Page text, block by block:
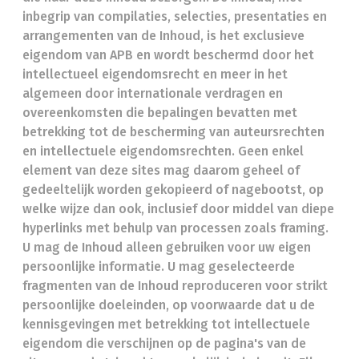
inbegrip van compilaties, selecties, presentaties en
arrangementen van de Inhoud, is het exclusieve
eigendom van APB en wordt beschermd door het
intellectueel eigendomsrecht en meer in het
algemeen door internationale verdragen en
overeenkomsten die bepalingen bevatten met
betrekking tot de bescherming van auteursrechten
en intellectuele eigendomsrechten. Geen enkel
element van deze sites mag daarom geheel of
gedeeltelijk worden gekopieerd of nagebootst, op
welke wijze dan ook, inclusief door middel van diepe
hyperlinks met behulp van processen zoals framing.
U mag de Inhoud alleen gebruiken voor uw eigen
persoonlijke informatie. U mag geselecteerde
fragmenten van de Inhoud reproduceren voor strikt
persoonlijke doeleinden, op voorwaarde dat u de
kennisgevingen met betrekking tot intellectuele
eigendom die verschijnen op de pagina's van de